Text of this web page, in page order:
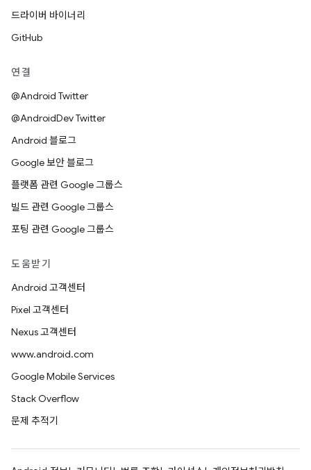
드라이버 바이너리
GitHub
연결
@Android Twitter
@AndroidDev Twitter
Android 블로그
Google 보안 블로그
플랫폼 관련 Google 그룹스
빌드 관련 Google 그룹스
포팅 관련 Google 그룹스
도움받기
Android 고객센터
Pixel 고객센터
Nexus 고객센터
www.android.com
Google Mobile Services
Stack Overflow
문제 추적기